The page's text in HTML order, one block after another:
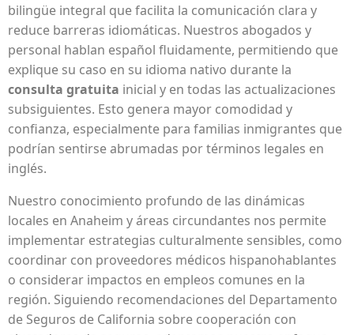
bilingüe integral que facilita la comunicación clara y
reduce barreras idiomáticas. Nuestros abogados y
personal hablan español fluidamente, permitiendo que
explique su caso en su idioma nativo durante la
consulta gratuita inicial y en todas las actualizaciones
subsiguientes. Esto genera mayor comodidad y
confianza, especialmente para familias inmigrantes que
podrían sentirse abrumadas por términos legales en
inglés.
Nuestro conocimiento profundo de las dinámicas
locales en Anaheim y áreas circundantes nos permite
implementar estrategias culturalmente sensibles, como
coordinar con proveedores médicos hispanohablantes
o considerar impactos en empleos comunes en la
región. Siguiendo recomendaciones del Departamento
de Seguros de California sobre cooperación con